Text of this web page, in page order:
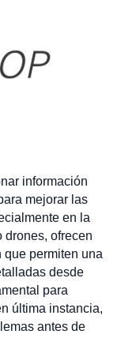
información
mejorar las
en la
drones, ofrecen
permiten una
desde
para
última instancia,
antes de